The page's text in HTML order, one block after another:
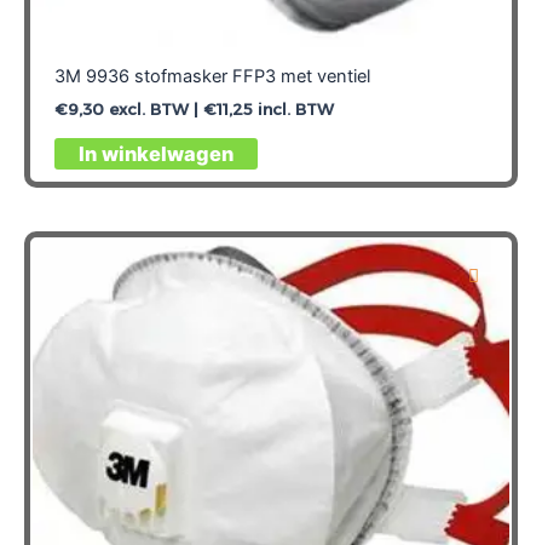
3M 9936 stofmasker FFP3 met ventiel
€9,30excl. BTW | €11,25incl. BTW
In winkelwagen